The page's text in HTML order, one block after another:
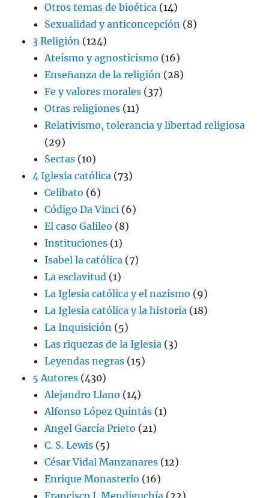
Otros temas de bioética (14)
Sexualidad y anticoncepción (8)
3 Religión (124)
Ateísmo y agnosticismo (16)
Enseñanza de la religión (28)
Fe y valores morales (37)
Otras religiones (11)
Relativismo, tolerancia y libertad religiosa
(29)
Sectas (10)
4 Iglesia católica (73)
Celibato (6)
Código Da Vinci (6)
El caso Galileo (8)
Instituciones (1)
Isabel la católica (7)
La esclavitud (1)
La Iglesia católica y el nazismo (9)
La Iglesia católica y la historia (18)
La Inquisición (5)
Las riquezas de la Iglesia (3)
Leyendas negras (15)
5 Autores (430)
Alejandro Llano (14)
Alfonso López Quintás (1)
Angel García Prieto (21)
C. S. Lewis (5)
César Vidal Manzanares (12)
Enrique Monasterio (16)
Francisco J. Mendiguchía (22)